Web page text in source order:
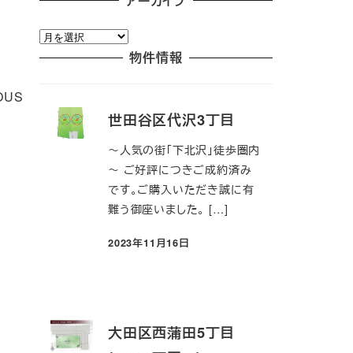
ア
ー
物件情報
世田谷区代沢3丁目
～人気の街「下北沢」徒歩圏内
～ ご好評につきご成約済み
です。ご購入いただき誠に有
難う御座いました。 […]
投稿日
2023年11月16日
大田区西蒲田5丁目